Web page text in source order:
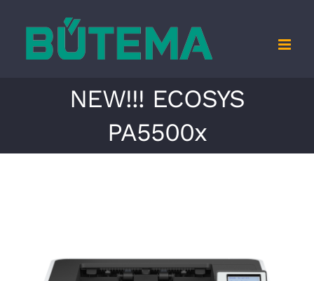
Inhalt
springen
NEW!!! ECOSYS
PA5500x